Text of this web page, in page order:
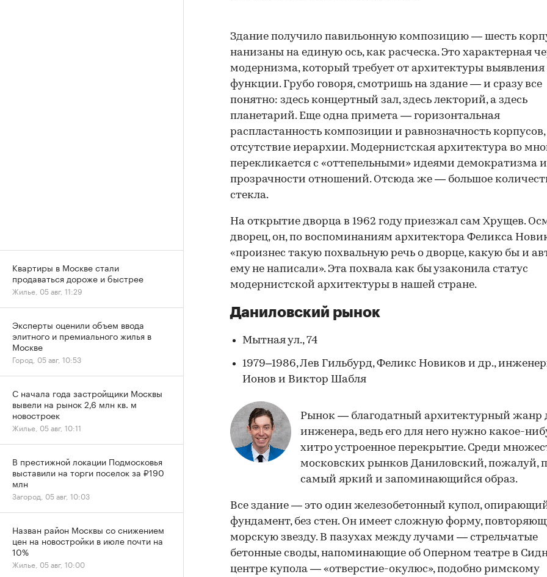
Здание получило павильонную композицию — шесть
нанизаны на единую ось, как расческа. Это характерная
модернизма, который требует от архитектуры выявления
функции. Грубо говоря, смотришь на здание — и сразу все
понятно: здесь концертный зал, здесь лекторий, а здесь
планетарий. Еще одна примета — горизонтальная
распластанность композиции и равнозначность корпусов,
отсутствие иерархии. Модернистская архитектура во
перекликается с «оттепельными» идеями демократизма и
прозрачности отношений. Отсюда же — большое
стекла.
На открытие дворца в 1962 году приезжал сам Хрущев.
дворец, он, по воспоминаниям архитектора Феликса
«произнес такую похвальную речь о дворце, какую бы и
ему не написали». Эта похвала как бы узаконила статус
модернистской архитектуры в нашей стране.
Даниловский рынок
Мытная ул., 74
1979–1986, Лев Гильбурд, Феликс Новиков и др.,
Ионов и Виктор Шабля
Рынок — благодатный архитектурный жанр
инженера, ведь его для него нужно какое-
хитро устроенное перекрытие. Среди
московских рынков Даниловский, пожалуй,
самый яркий и запоминающийся образ.
Все здание — это один железобетонный купол,
фундамент, без стен. Он имеет сложную форму,
морскую звезду. В пазухах между лучами — стрельчатые
бетонные своды, напоминающие об Оперном театре в
центре купола — «отверстие-окулюс», подобно римскому
Квартиры в Москве стали
продаваться дороже и быстрее
Жилье, 05 авг, 11:29
Эксперты оценили объем ввода
элитного и премиального жилья в
Москве
Город, 05 авг, 10:53
С начала года застройщики Москвы
вывели на рынок 2,6 млн кв. м
новостроек
Жилье, 05 авг, 10:11
В престижной локации Подмосковья
выставили на торги поселок за ₽190
млн
Загород, 05 авг, 10:03
Назван район Москвы со снижением
цен на новостройки в июле почти на
10%
Жилье, 05 авг, 10:00